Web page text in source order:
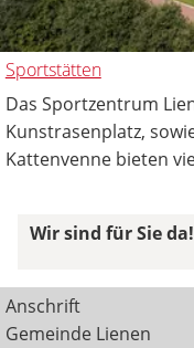
Sportstätten
Das Sportzentrum
Kunstrasenplatz,
Kattenvenne bieten
Wir sind für Sie
Anschrift
Gemeinde Lienen